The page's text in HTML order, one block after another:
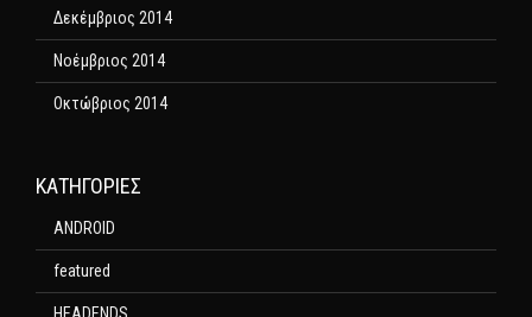
Δεκέμβριος 2014
Νοέμβριος 2014
Οκτώβριος 2014
KΑΤΗΓΟΡΊΕΣ
ANDROID
featured